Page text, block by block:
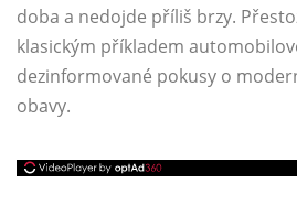
doba a nedojde příliš brzy.
klasickým příkladem
dezinformované pokusy o
obavy.